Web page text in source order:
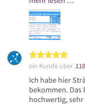
ein Kunde über
Ich habe hier
bekommen.
hochwertig,